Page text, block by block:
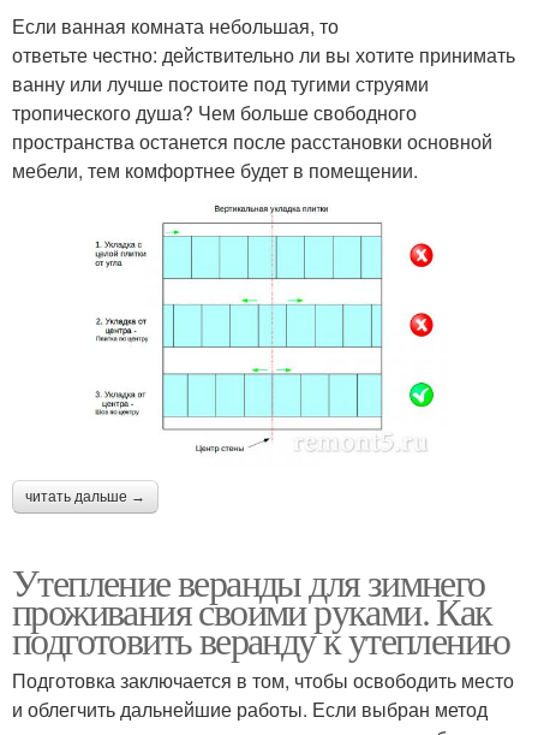
Если ванная комната небольшая, то
ответьте честно: действительно ли вы хотите принимать
ванну или лучше постоите под тугими струями
тропического душа? Чем больше свободного
пространства останется после расстановки основной
мебели, тем комфортнее будет в помещении.
читать дальше →
Утепление веранды для зимнего
проживания своими руками. Как
подготовить веранду к утеплению
Подготовка заключается в том, чтобы освободить место
и облегчить дальнейшие работы. Если выбран метод